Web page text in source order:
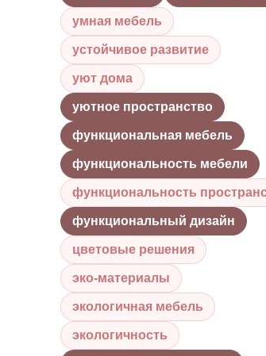
умная мебель
устойчивое развитие
уют дома
уютное пространство
функциональная мебель
функциональность мебели
функциональность
функциональный дизайн
цветовые решения
эко-материалы
экологичная мебель
экологичность